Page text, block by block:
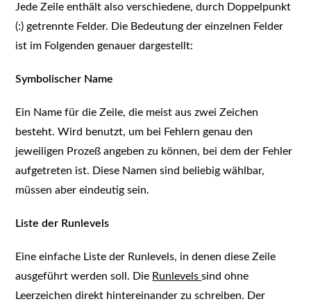
Jede Zeile enthält also verschiedene, durch Doppelpunkt
(:) getrennte Felder. Die Bedeutung der einzelnen Felder
ist im Folgenden genauer dargestellt:
Symbolischer Name
Ein Name für die Zeile, die meist aus zwei Zeichen
besteht. Wird benutzt, um bei Fehlern genau den
jeweiligen Prozeß angeben zu können, bei dem der Fehler
aufgetreten ist. Diese Namen sind beliebig wählbar,
müssen aber eindeutig sein.
Liste der Runlevels
Eine einfache Liste der Runlevels, in denen diese Zeile
ausgeführt werden soll. Die Runlevelssind ohne
Leerzeichen direkt hintereinander zu schreiben. Der